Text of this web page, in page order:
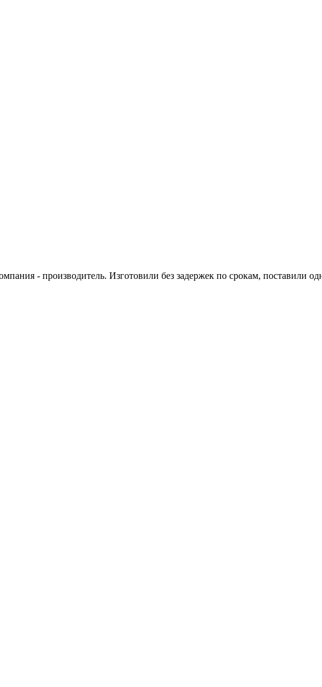
- производитель. Изготовили без задержек по срокам, поставили